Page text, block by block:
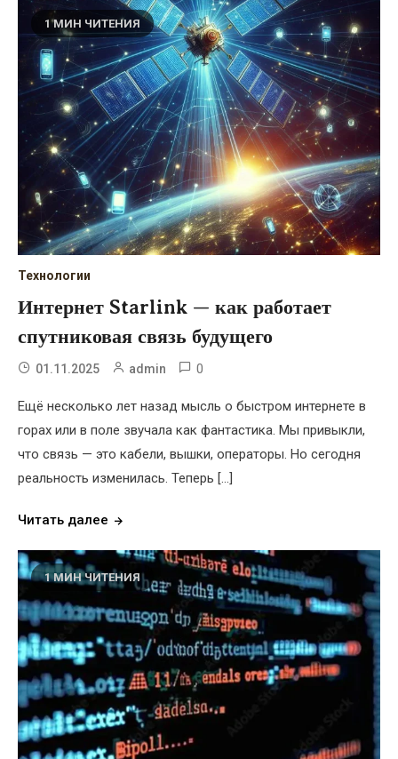
1 МИН ЧИТЕНИЯ
Технологии
Интернет Starlink — как работает
спутниковая связь будущего
01.11.2025 admin 0
Ещё несколько лет назад мысль о быстром интернете в
горах или в поле звучала как фантастика. Мы привыкли,
что связь — это кабели, вышки, операторы. Но сегодня
реальность изменилась. Теперь […]
Читать далее
1 МИН ЧИТЕНИЯ